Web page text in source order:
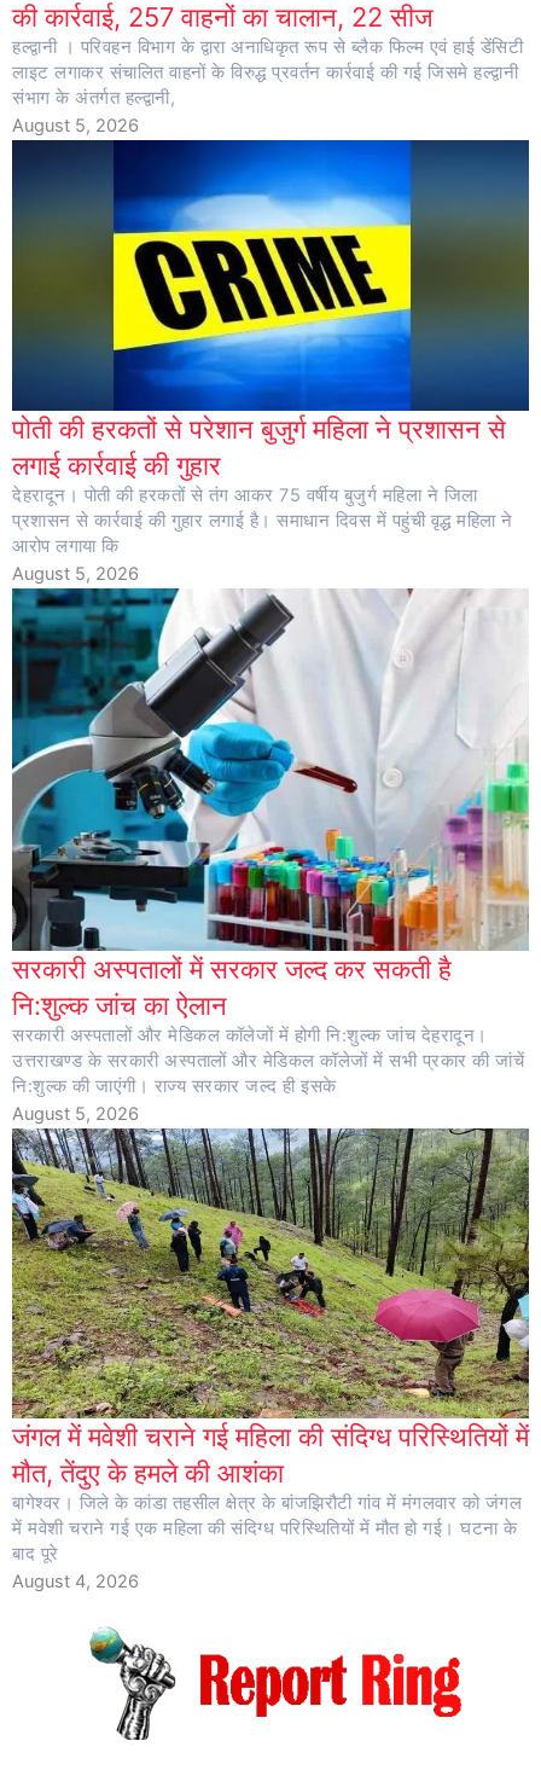
की कार्रवाई, 257 वाहनों का चालान, 22 सीज
हल्द्वानी । परिवहन विभाग के द्वारा अनाधिकृत रूप से ब्लैक फिल्म एवं हाई डेंसिटी
लाइट लगाकर संचालित वाहनों के विरुद्ध प्रवर्तन कार्रवाई की गई जिसमे हल्द्वानी
संभाग के अंतर्गत हल्द्वानी,
August 5, 2026
पोती की हरकतों से परेशान बुजुर्ग महिला ने प्रशासन से
लगाई कार्रवाई की गुहार
देहरादून। पोती की हरकतों से तंग आकर 75 वर्षीय बुजुर्ग महिला ने जिला
प्रशासन से कार्रवाई की गुहार लगाई है। समाधान दिवस में पहुंची वृद्ध महिला ने
आरोप लगाया कि
August 5, 2026
सरकारी अस्पतालों में सरकार जल्द कर सकती है
नि:शुल्क जांच का ऐलान
सरकारी अस्पतालों और मेडिकल कॉलेजों में होगी नि:शुल्क जांच देहरादून।
उत्तराखण्ड के सरकारी अस्पतालों और मेडिकल कॉलेजों में सभी प्रकार की जांचें
नि:शुल्क की जाएंगी। राज्य सरकार जल्द ही इसके
August 5, 2026
जंगल में मवेशी चराने गई महिला की संदिग्ध परिस्थितियों में
मौत, तेंदुए के हमले की आशंका
बागेश्वर। जिले के कांडा तहसील क्षेत्र के बांजझिरौटी गांव में मंगलवार को जंगल
में मवेशी चराने गई एक महिला की संदिग्ध परिस्थितियों में मौत हो गई। घटना के
बाद पूरे
August 4, 2026